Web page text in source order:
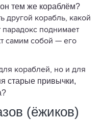
тем же кораблём?
другой корабль, какой
парадокс поднимает
самим собой — его
кораблей, но и для
старые привычки,
(ёжиков)